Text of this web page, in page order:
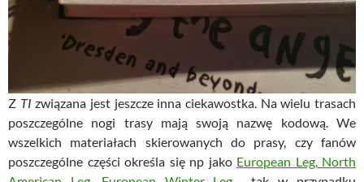
Z TI związana jest jeszcze inna ciekawostka. Na wielu trasach
poszczególne nogi trasy mają swoją nazwę kodową. We
wszelkich materiałach skierowanych do prasy, czy fanów
poszczególne części określa się np jako European Leg, North